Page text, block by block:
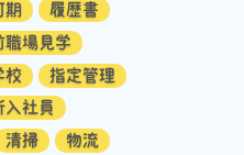
期
履歴書
職場見学
校
指定管理
入社員
清掃
物流